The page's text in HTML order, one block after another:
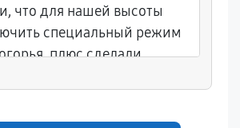
что для нашей высоты
специальный режим
плюс сделали
что мастер объяснил, как